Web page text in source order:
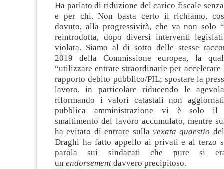
Ha parlato di riduzione del carico fiscale
e per chi. Non basta certo il richiamo,
dovuto, alla progressività, che va non solo
reintrodotta, dopo diversi interventi
violata. Siamo al di sotto delle stesse
2019 della Commissione europea, la
“utilizzare entrate straordinarie per
rapporto debito pubblico/PIL; spostare la
lavoro, in particolare riducendo le
riformando i valori catastali non
pubblica amministrazione vi è solo il
smaltimento del lavoro accumulato, mentre
ha evitato di entrare sulla vexata quaestio
Draghi ha fatto appello ai privati e al terzo
parola sui sindacati che pure si
un endorsement davvero precipitoso.